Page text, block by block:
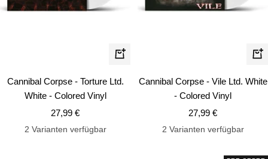
In
Cannibal Corpse - Torture Ltd.
White - Colored Vinyl
Angebotspreis
27,99 €
2 Varianten verfügbar
In
Cannibal Corpse - Vile Ltd. White
- Colored Vinyl
Angebotspreis
27,99 €
2 Varianten verfügbar